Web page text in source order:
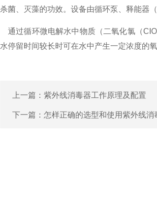
杀菌、灭藻的功效。设备由循环泵、释能器
通过循环微电解水中物质（二氧化氯（
水停留时间较长时可在水中产生一定浓度的
上一篇： 紫外线消毒器工作原理及配置
下一篇： 怎样正确的选型和使用紫外线消